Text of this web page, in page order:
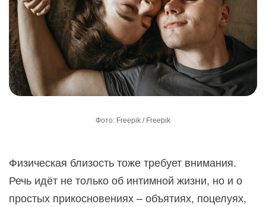
Фото: Freepik / Freepik
Физическая близость тоже требует внимания.
Речь идёт не только об интимной жизни, но и о
простых прикосновениях – объятиях, поцелуях,